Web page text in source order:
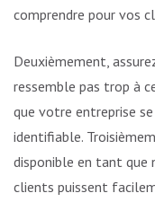
comprendre pour vos
Deuxièmement,
ressemble pas trop à
que votre entreprise
identifiable.
disponible en tant que
clients puissent